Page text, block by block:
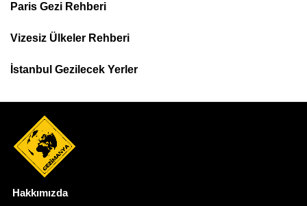
Top
Menu
Paris Gezi Rehberi
Vizesiz Ülkeler Rehberi
İstanbul Gezilecek Yerler
Hakkımızda